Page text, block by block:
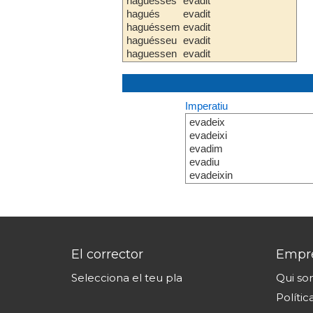
hagués
haguéssem
haguésseu
haguessen
evadit
evadit
evadit
evadit
Imperatiu
evadeix
evadeixi
evadim
evadiu
evadeixin
El corrector
Selecciona el teu pla
Qui